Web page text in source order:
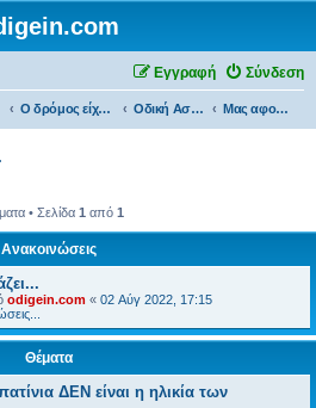
Σύνδεση
Εγγραφή
Ο δρόμος είχε την δική του Ιστορία... Οδική Ασφάλεια... Μας αφορά όλους...
• Σελίδα 1 από 1
Ανακοινώσεις
odigein.com « 02 Αύγ 2022, 17:15
Θέματα
ΔΕΝ είναι η ηλικία των